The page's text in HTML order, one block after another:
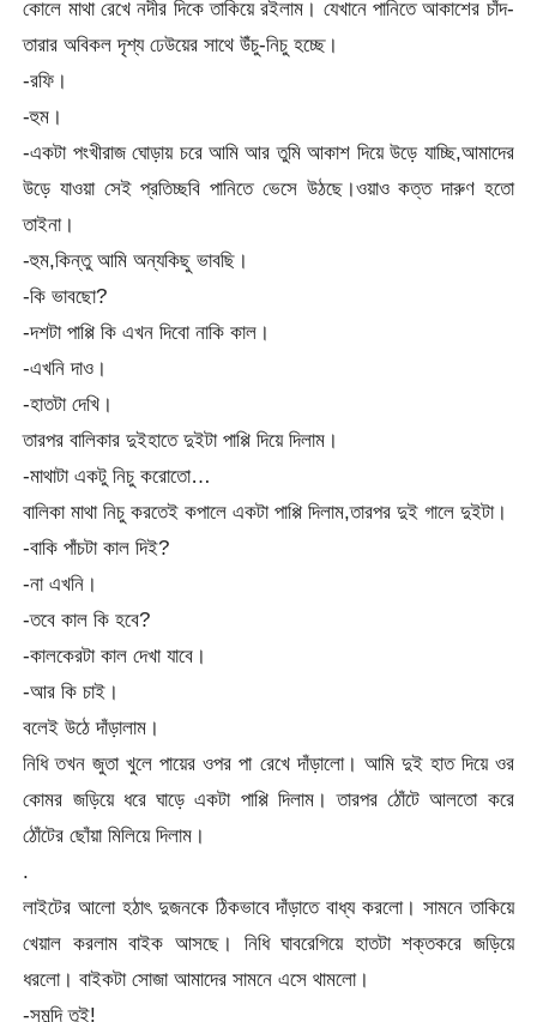
কোলে মাথা রেখে নদীর দিকে তাকিয়ে রইলাম। যেখানে পানিতে আকাশের চাঁদ-
তারার অবিকল দৃশ্য ঢেউয়ের সাথে উঁচু-নিচু হচ্ছে।
-রফি।
-হুম।
-একটা পংখীরাজ ঘোড়ায় চরে আমি আর তুমি আকাশ দিয়ে উড়ে যাচ্ছি,আমাদের
উড়ে যাওয়া সেই প্রতিচ্ছবি পানিতে ভেসে উঠছে।ওয়াও কত্ত দারুণ হতো
তাইনা।
-হুম,কিন্তু আমি অন্যকিছু ভাবছি।
-কি ভাবছো?
-দশটা পাপ্পি কি এখন দিবো নাকি কাল।
-এখনি দাও।
-হাতটা দেখি।
তারপর বালিকার দুইহাতে দুইটা পাপ্পি দিয়ে দিলাম।
-মাথাটা একটু নিচু করোতো…
বালিকা মাথা নিচু করতেই কপালে একটা পাপ্পি দিলাম,তারপর দুই গালে দুইটা।
-বাকি পাঁচটা কাল দিই?
-না এখনি।
-তবে কাল কি হবে?
-কালকেরটা কাল দেখা যাবে।
-আর কি চাই।
বলেই উঠে দাঁড়ালাম।
নিধি তখন জুতা খুলে পায়ের ওপর পা রেখে দাঁড়ালো। আমি দুই হাত দিয়ে ওর
কোমর জড়িয়ে ধরে ঘাড়ে একটা পাপ্পি দিলাম। তারপর ঠোঁটে আলতো করে
ঠোঁটের ছোঁয়া মিলিয়ে দিলাম।
.
লাইটের আলো হঠাৎ দুজনকে ঠিকভাবে দাঁড়াতে বাধ্য করলো। সামনে তাকিয়ে
খেয়াল করলাম বাইক আসছে। নিধি ঘাবরেগিয়ে হাতটা শক্তকরে জড়িয়ে
ধরলো। বাইকটা সোজা আমাদের সামনে এসে থামলো।
-সুমুন্দি তুই!